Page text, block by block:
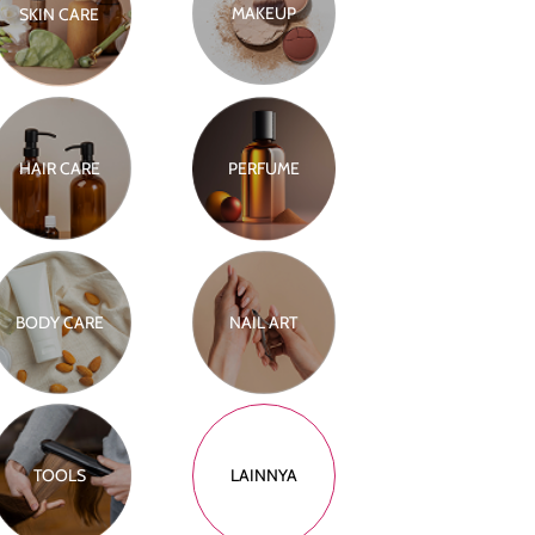
SKIN CARE MAKEUP
HAIR CARE PERFUME
BODY CARE NAIL ART
TOOLS LAINNYA